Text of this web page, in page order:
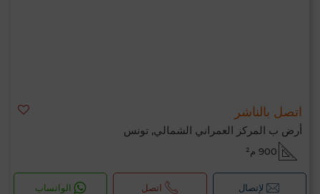
اتصل بالناشر
أرض ب المركز العمراني الشمالي, تونس
900 م²
لإتصال اتصل الواتساب